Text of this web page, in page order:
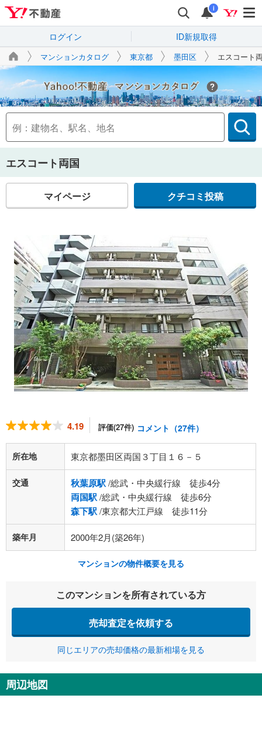
i
ログイン ID新規取得
マンションカタログ 東京都 墨田区 エスコート
Yahoo!不動産
エスコート両国
マイページ クチコミ投稿
4.19 評価(27件) コメント（27件）
所在地 東京都墨田区両国３丁目１６－５
交通 秋葉原駅/総武・中央緩行線 徒歩4分
両国駅/総武・中央緩行線 徒歩6分
森下駅/東京都大江戸線 徒歩11分
築年月 2000年2月(築26年)
マンションの物件概要を見る
このマンションを所有されている方
売却査定を依頼する
同じエリアの売却価格の最新相場を見る
周辺地図